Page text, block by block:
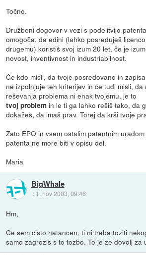
Točno.
Družbeni dogovor v vezi s podelitvijo
omogoča, da edini (lahko posreduješ
drugemu) koristiš svoj izum 20 let, če je
novost, inventivnost in industriabilnost.
Če kdo misli, da tvoje posredovano in
ne izpolnjuje teh kriterijev in če tudi misli, da
reševanja problema ni enak tvojemu, je to
tvoj problem in le ti ga lahko rešiš tako, da
dokažeš, da imaš prav. Torej da krši tvoje
Zato EPO in vsem ostalim patentnim
patenta ne more biti v opisu del.
Maria
BigWhale
:: 1. nov 2003, 09:46
Hm,
Ce sem cisto natancen, ti ni treba toziti
samo zagrozis s to tozbo. To je ze dovolj za